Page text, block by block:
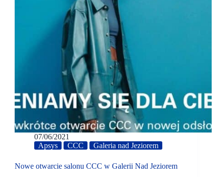
07/06/2021
Apsys
CCC Galeria nad Jeziorem
Nowe otwarcie salonu CCC w Galerii Nad Jeziorem